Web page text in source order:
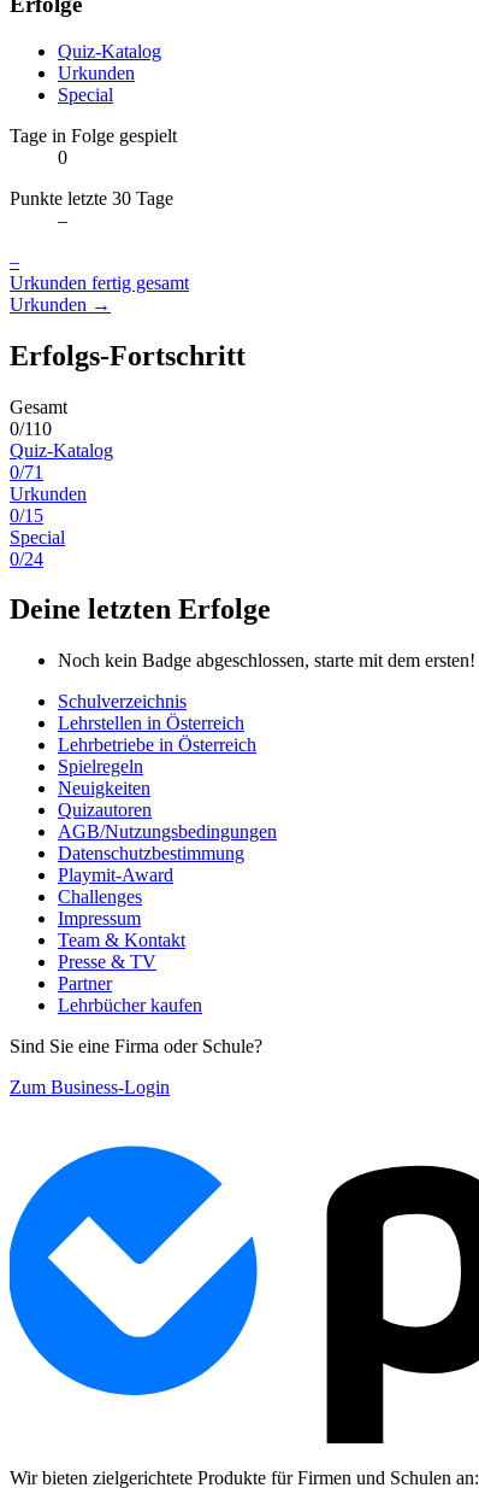
Quiz-Katalog
Urkunden
Special
Tage in Folge gespielt
0
Punkte letzte 30 Tage
–
–
Urkunden fertig gesamt
Urkunden →
Erfolgs-Fortschritt
Gesamt
0/110
Quiz-Katalog
0/71
Urkunden
0/15
Special
0/24
Deine letzten Erfolge
Noch kein Badge abgeschlossen, starte mit dem ersten!
Schulverzeichnis
Lehrstellen in Österreich
Lehrbetriebe in Österreich
Spielregeln
Neuigkeiten
Quizautoren
AGB/Nutzungsbedingungen
Datenschutzbestimmung
Playmit-Award
Challenges
Impressum
Team & Kontakt
Presse & TV
Partner
Lehrbücher kaufen
Sind Sie eine Firma oder Schule?
Zum Business-Login
Wir bieten zielgerichtete Produkte für Firmen und Schulen an: